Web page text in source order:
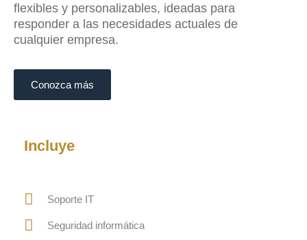
flexibles y personalizables, ideadas para
responder a las necesidades actuales de
cualquier empresa.
Conozca más
Incluye
Soporte IT
Seguridad informática